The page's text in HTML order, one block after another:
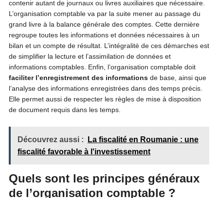
contenir autant de journaux ou livres auxiliaires que nécessaire.
L’organisation comptable va par la suite mener au passage du
grand livre à la balance générale des comptes. Cette dernière
regroupe toutes les informations et données nécessaires à un
bilan et un compte de résultat. L’intégralité de ces démarches est
de simplifier la lecture et l’assimilation de données et
informations comptables. Enfin, l’organisation comptable doit
faciliter l’enregistrement des informationsde base, ainsi que
l’analyse des informations enregistrées dans des temps précis.
Elle permet aussi de respecter les règles de mise à disposition
de document requis dans les temps.
Découvrez aussi :
La fiscalité en Roumanie : une
fiscalité favorable à l'investissement
Quels sont les principes généraux
de l’organisation comptable ?